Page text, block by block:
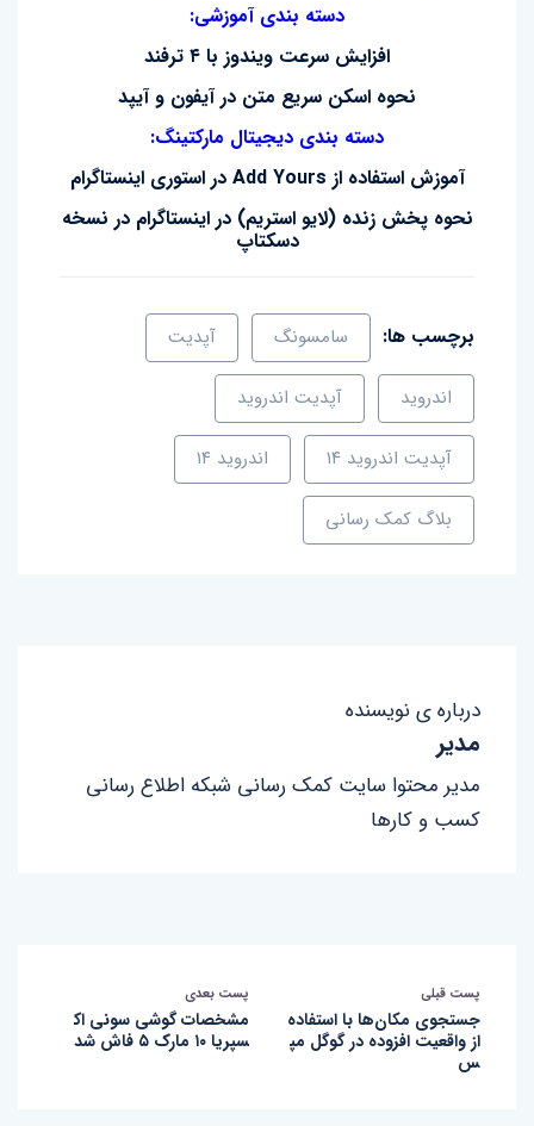
دسته بندی آموزشی:
افزایش سرعت ویندوز با ۴ ترفند
نحوه اسکن سریع متن در آیفون و آیپد
دسته بندی دیجیتال مارکتینگ:
آموزش استفاده از Add Yours در استوری اینستاگرام
نحوه پخش زنده (لایو استریم) در اینستاگرام در نسخه
دسکتاپ
برچسب ها: سامسونگ آپدیت
اندروید آپدیت اندروید
آپدیت اندروید ۱۴ اندروید ۱۴
بلاگ کمک رسانی
درباره ی نویسنده
مدیر
مدیر محتوا سایت کمک رسانی شبکه اطلاع رسانی
کسب و کارها
پست قبلی
جستجوی مکان‌ها با استفاده
از واقعیت افزوده در گوگل مپ
س
پست بعدی
مشخصات گوشی سونی اک
سپریا ۱۰ مارک ۵ فاش شد